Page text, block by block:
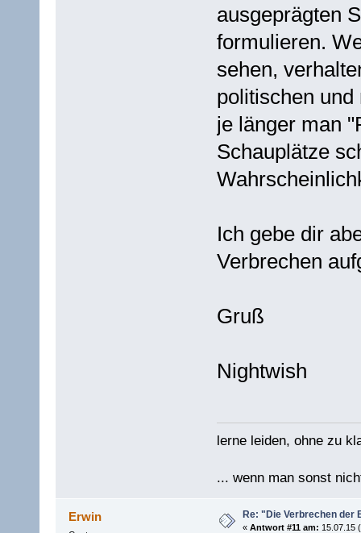
ausgeprägten
formulieren.
sehen,
politischen
je länger man
Schauplätze
Ich gebe dir
Verbrechen
Gruß
Nightwish
lerne leiden, ohne zu
... wenn man sonst
Erwin Re: "Die Verbrechen der
« Antwort #11 am: 15.07.15